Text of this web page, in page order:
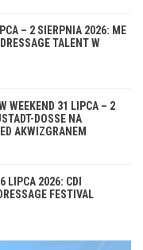
– 2 SIERPNIA 2026: ME
TALENT W
WEEKEND 31 LIPCA – 2
DOSSE NA
AKWIZGRANEM
LIPCA 2026: CDI
FESTIVAL